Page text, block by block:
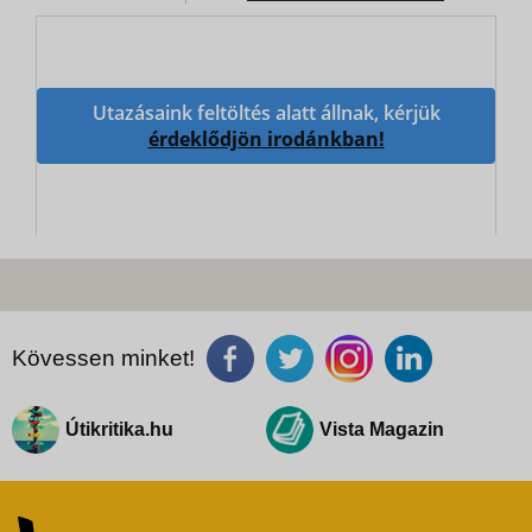
Utazásaink feltöltés alatt állnak, kérjük
érdeklődjön irodánkban!
Kövessen minket!
Útikritika.hu Vista Magazin